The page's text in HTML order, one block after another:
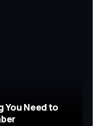
You Need to